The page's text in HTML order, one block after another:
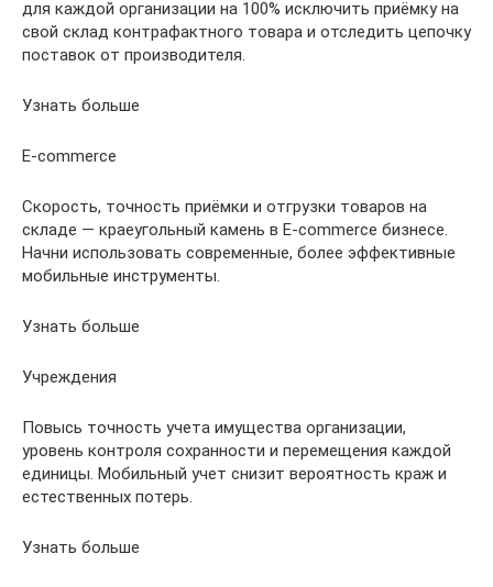
для каждой организации на 100% исключить приёмку на
свой склад контрафактного товара и отследить цепочку
поставок от производителя.
Узнать больше
E-commerce
Скорость, точность приёмки и отгрузки товаров на
складе — краеугольный камень в E-commerce бизнесе.
Начни использовать современные, более эффективные
мобильные инструменты.
Узнать больше
Учреждения
Повысь точность учета имущества организации,
уровень контроля сохранности и перемещения каждой
единицы. Мобильный учет снизит вероятность краж и
естественных потерь.
Узнать больше